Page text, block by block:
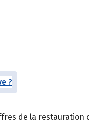
de la restauration